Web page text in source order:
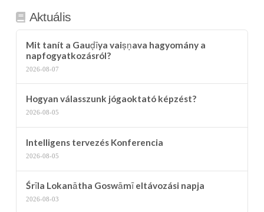
Aktuális
Mit tanít a Gauḍīya vaiṣṇava hagyomány a
napfogyatkozásról?
2026-08-07
Hogyan válasszunk jógaoktató képzést?
2026-08-05
Intelligens tervezés Konferencia
2026-08-05
Śrīla Lokanātha Goswāmī eltávozási napja
2026-08-03